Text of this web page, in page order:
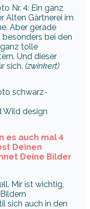
Nr. 4: Ein ganz
Alten Gärtnerei im
Aber gerade
bei den
tolle
Und dieser
sich. (zwinkert)
Wild design
es auch mal 4
Deinen
Deine Bilder
Mir ist wichtig,
sich auch in den